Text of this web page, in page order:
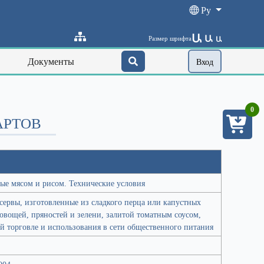
Ру
Размер шрифтаԱ Ա Ա
Документы Вход
мясом и рисом. Технические условия
изготовленные из сладкого перца или капустных
пряностей и зелени, залитой томатным соусом,
и использования в сети общественного питания
0